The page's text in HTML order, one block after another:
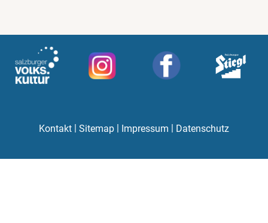
Kontakt | Sitemap | Impressum | Datenschutz